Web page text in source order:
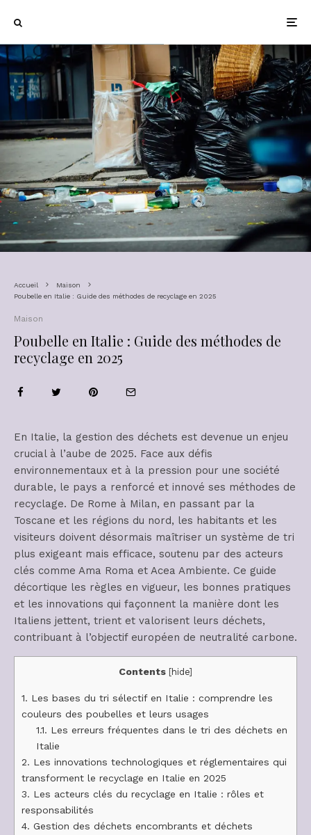
Accueil
Maison
Poubelle en Italie : Guide des méthodes de recyclage en 2025
Maison
Poubelle en Italie : Guide des méthodes de
recyclage en 2025
En Italie, la gestion des déchets est devenue un enjeu
crucial à l’aube de 2025. Face aux défis
environnementaux et à la pression pour une société
durable, le pays a renforcé et innové ses méthodes de
recyclage. De Rome à Milan, en passant par la
Toscane et les régions du nord, les habitants et les
visiteurs doivent désormais maîtriser un système de tri
plus exigeant mais efficace, soutenu par des acteurs
clés comme Ama Roma et Acea Ambiente. Ce guide
décortique les règles en vigueur, les bonnes pratiques
et les innovations qui façonnent la manière dont les
Italiens jettent, trient et valorisent leurs déchets,
contribuant à l’objectif européen de neutralité carbone.
Contents [hide]
1. Les bases du tri sélectif en Italie : comprendre les
couleurs des poubelles et leurs usages
1.1. Les erreurs fréquentes dans le tri des déchets en
Italie
2. Les innovations technologiques et réglementaires qui
transforment le recyclage en Italie en 2025
3. Les acteurs clés du recyclage en Italie : rôles et
responsabilités
4. Gestion des déchets encombrants et déchets